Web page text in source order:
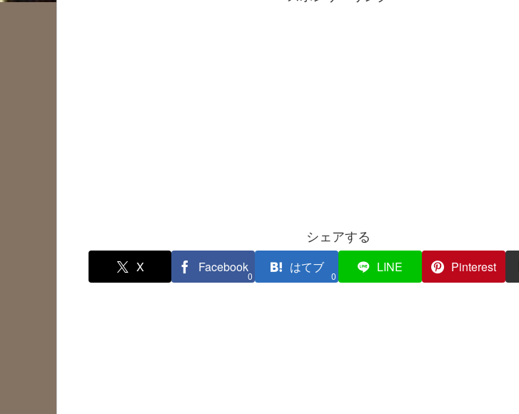
シェアする
X Facebook
0
はてブ
0
LINE Pinterest